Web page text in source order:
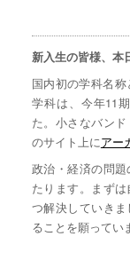
新入生の皆様、本
国内初の学科名
学科は、今年11
た。小さなバン
のサイト上にアー
政治・経済の問
たります。まず
つ解決していき
ることを願ってい